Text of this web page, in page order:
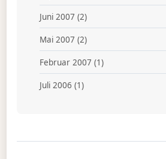
Juni 2007 (2)
Mai 2007 (2)
Februar 2007 (1)
Juli 2006 (1)